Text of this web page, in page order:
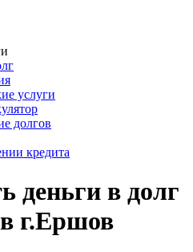
услуги
долгов
кредита
деньги в долг
г.Ершов